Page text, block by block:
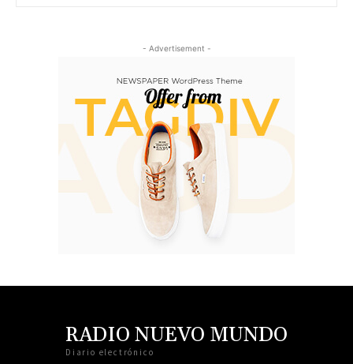
- Advertisement -
RADIO NUEVO MUNDO
Diario electrónico